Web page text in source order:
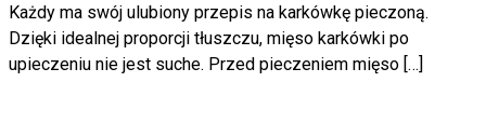
Każdy ma swój ulubiony przepis na karkówkę pieczoną.
Dzięki idealnej proporcji tłuszczu, mięso karkówki po
upieczeniu nie jest suche. Przed pieczeniem mięso […]